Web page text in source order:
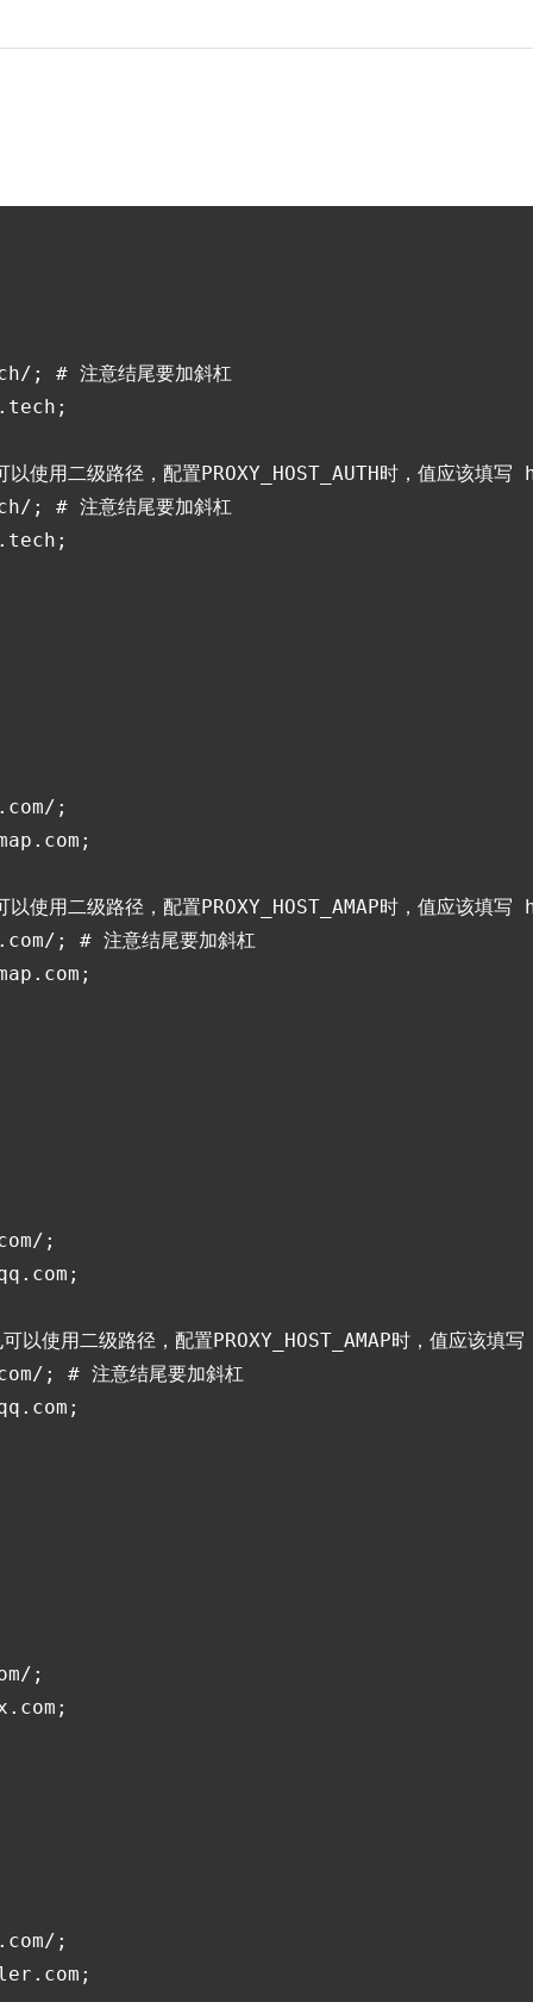
# 注意结尾要加斜杠
使用二级路径，配置PROXY_HOST_AUTH时，值应该填
# 注意结尾要加斜杠
;
使用二级路径，配置PROXY_HOST_AMAP时，值应该填
; # 注意结尾要加斜杠
;
使用二级路径，配置PROXY_HOST_AMAP时，值应该
; # 注意结尾要加斜杠
;
;